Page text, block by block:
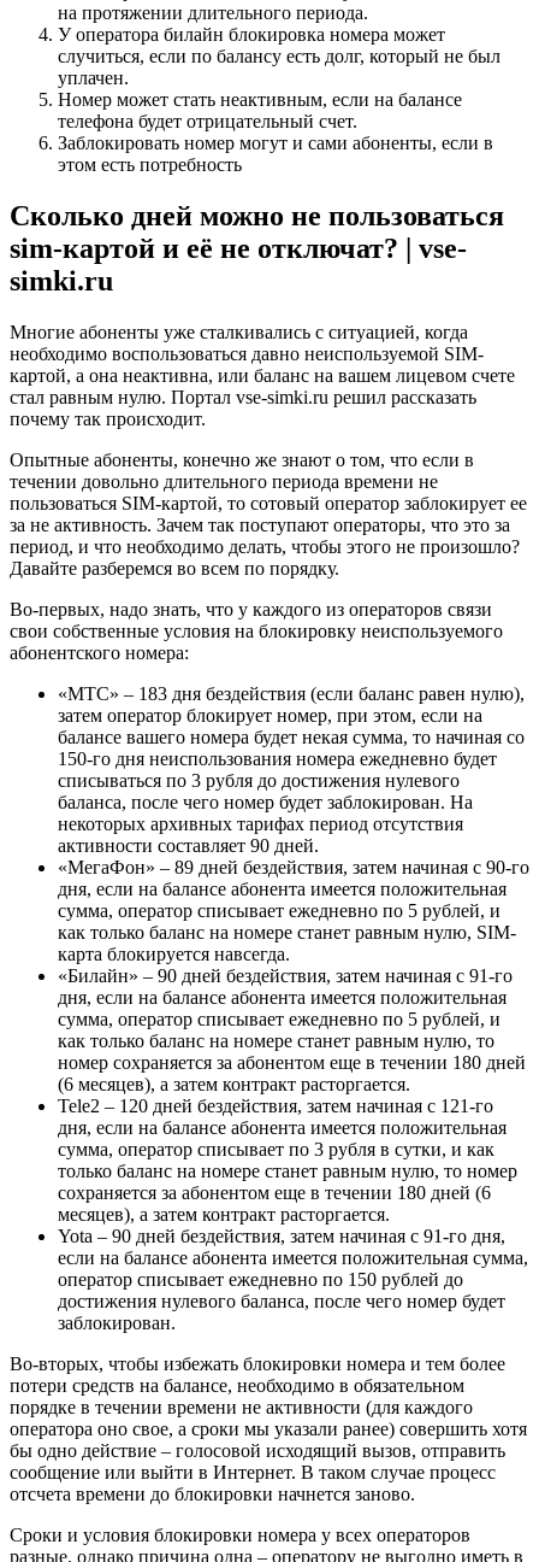
на протяжении длительного периода.
У оператора билайн блокировка номера может
случиться, если по балансу есть долг, который не был
уплачен.
Номер может стать неактивным, если на балансе
телефона будет отрицательный счет.
Заблокировать номер могут и сами абоненты, если в
этом есть потребность
Сколько дней можно не пользоваться
sim-картой и её не отключат? | vse-
simki.ru
Многие абоненты уже сталкивались с ситуацией, когда
необходимо воспользоваться давно неиспользуемой SIM-
картой, а она неактивна, или баланс на вашем лицевом счете
стал равным нулю. Портал vse-simki.ru решил рассказать
почему так происходит.
Опытные абоненты, конечно же знают о том, что если в
течении довольно длительного периода времени не
пользоваться SIM-картой, то сотовый оператор заблокирует ее
за не активность. Зачем так поступают операторы, что это за
период, и что необходимо делать, чтобы этого не произошло?
Давайте разберемся во всем по порядку.
Во-первых, надо знать, что у каждого из операторов связи
свои собственные условия на блокировку неиспользуемого
абонентского номера:
«МТС» – 183 дня бездействия (если баланс равен нулю),
затем оператор блокирует номер, при этом, если на
балансе вашего номера будет некая сумма, то начиная со
150-го дня неиспользования номера ежедневно будет
списываться по 3 рубля до достижения нулевого
баланса, после чего номер будет заблокирован. На
некоторых архивных тарифах период отсутствия
активности составляет 90 дней.
«МегаФон» – 89 дней бездействия, затем начиная с 90-го
дня, если на балансе абонента имеется положительная
сумма, оператор списывает ежедневно по 5 рублей, и
как только баланс на номере станет равным нулю, SIM-
карта блокируется навсегда.
«Билайн» – 90 дней бездействия, затем начиная с 91-го
дня, если на балансе абонента имеется положительная
сумма, оператор списывает ежедневно по 5 рублей, и
как только баланс на номере станет равным нулю, то
номер сохраняется за абонентом еще в течении 180 дней
(6 месяцев), а затем контракт расторгается.
Tele2 – 120 дней бездействия, затем начиная с 121-го
дня, если на балансе абонента имеется положительная
сумма, оператор списывает по 3 рубля в сутки, и как
только баланс на номере станет равным нулю, то номер
сохраняется за абонентом еще в течении 180 дней (6
месяцев), а затем контракт расторгается.
Yota – 90 дней бездействия, затем начиная с 91-го дня,
если на балансе абонента имеется положительная сумма,
оператор списывает ежедневно по 150 рублей до
достижения нулевого баланса, после чего номер будет
заблокирован.
Во-вторых, чтобы избежать блокировки номера и тем более
потери средств на балансе, необходимо в обязательном
порядке в течении времени не активности (для каждого
оператора оно свое, а сроки мы указали ранее) совершить хотя
бы одно действие – голосовой исходящий вызов, отправить
сообщение или выйти в Интернет. В таком случае процесс
отсчета времени до блокировки начнется заново.
Сроки и условия блокировки номера у всех операторов
разные, однако причина одна – оператору не выгодно иметь в